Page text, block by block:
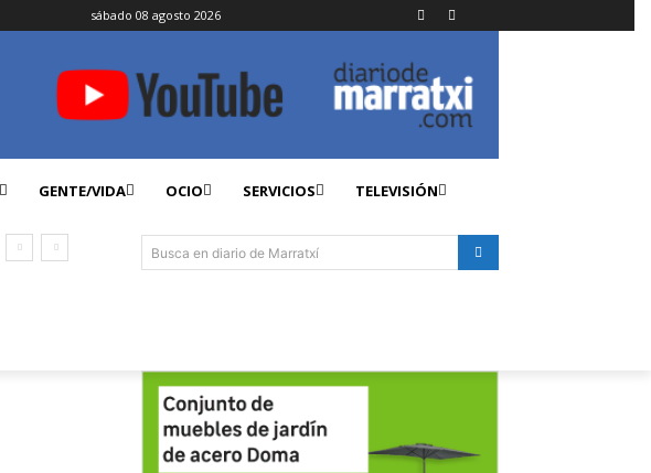
sábado 08 agosto 2026
GENTE/VIDA OCIO SERVICIOS TELEVISIÓN
Busca en diario de Marratxí